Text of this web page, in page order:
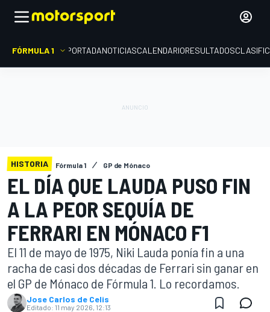
FÓRMULA 1 PORTADANOTICIASCALENDARIORESULTADOS
HISTORIA Fórmula 1 GP de Mónaco
EL DÍA QUE LAUDA PUSO FIN
A LA PEOR SEQUÍA DE
FERRARI EN MÓNACO F1
El 11 de mayo de 1975, Niki Lauda ponía fin a una
racha de casi dos décadas de Ferrari sin ganar en
el GP de Mónaco de Fórmula 1. Lo recordamos.
Jose Carlos de Celis
Editado: 11 may 2026, 12:13